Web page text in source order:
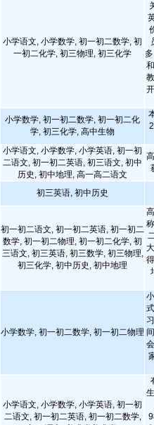
小学语文, 小学数学, 初一初二数学, 初
一初二化学, 初三物理, 初三化学
小学数学, 初一初二数学, 初一初二化
学, 初三化学, 高中生物
小学语文, 小学数学, 小学英语, 初一初
二语文, 初一初二英语, 初三语文, 初中
历史, 初中地理, 高一高二语文
初三英语, 初中历史
初一初二语文, 初一初二英语, 初一初二
数学, 初一初二物理, 初一初二化学, 初
三语文, 初三英语, 初三数学, 初三物理,
初三化学, 初中历史, 初中地理
小学数学, 初一初二数学, 初一初二物理
小学语文, 小学数学, 小学英语, 初一初
二语文, 初一初二英语, 初一初二数学,